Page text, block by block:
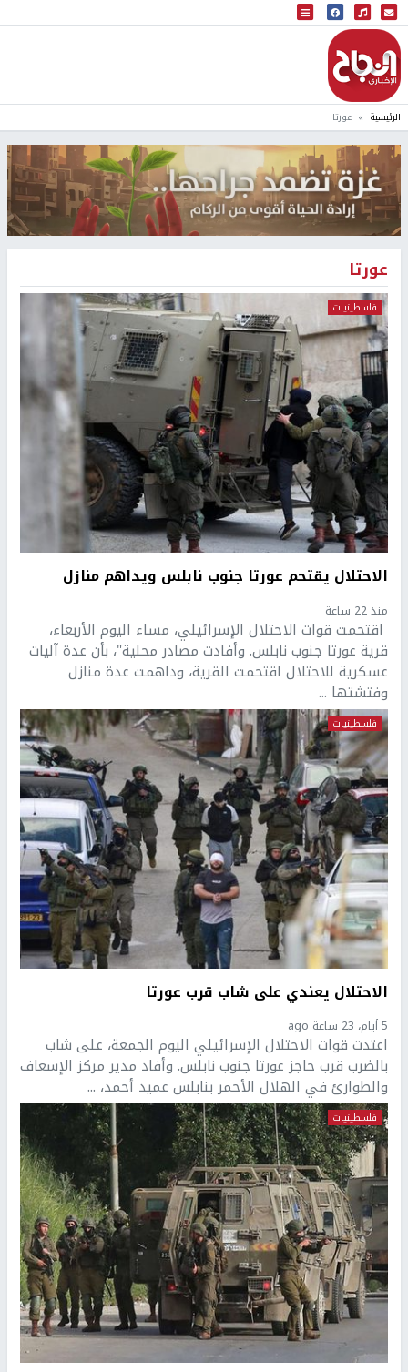
البث المباشر
إذاعة النجاح
الرئيسية عورتا
عورتا
فلسطينيات
الاحتلال يقتحم عورتا جنوب نابلس ويداهم منازل
منذ 22 ساعة
اقتحمت قوات الاحتلال الإسرائيلي، مساء اليوم الأربعاء،
قرية عورتا جنوب نابلس. وأفادت مصادر محلية"، بأن عدة آليات
عسكرية للاحتلال اقتحمت القرية، وداهمت عدة منازل
وفتشتها ...
فلسطينيات
الاحتلال يعندي على شاب قرب عورتا
5 أيام، 23 ساعة ago
اعتدت قوات الاحتلال الإسرائيلي اليوم الجمعة، على شاب
بالضرب قرب حاجز عورتا جنوب نابلس. وأفاد مدير مركز الإسعاف
والطوارئ في الهلال الأحمر بنابلس عميد أحمد، ...
فلسطينيات